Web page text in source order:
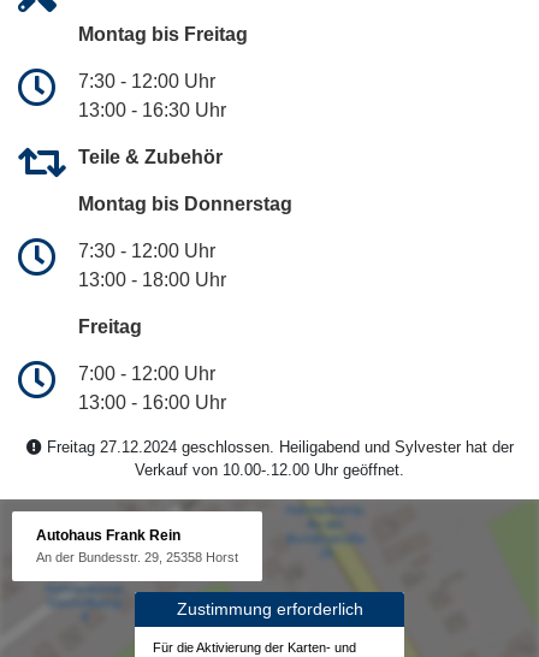
Montag bis Freitag
7:30 - 12:00 Uhr
13:00 - 16:30 Uhr
Teile & Zubehör
Montag bis Donnerstag
7:30 - 12:00 Uhr
13:00 - 18:00 Uhr
Freitag
7:00 - 12:00 Uhr
13:00 - 16:00 Uhr
Freitag 27.12.2024 geschlossen. Heiligabend und Sylvester hat der
Verkauf von 10.00-.12.00 Uhr geöffnet.
Autohaus Frank Rein
An der Bundesstr. 29, 25358 Horst
Zustimmung erforderlich
Für die Aktivierung der Karten- und